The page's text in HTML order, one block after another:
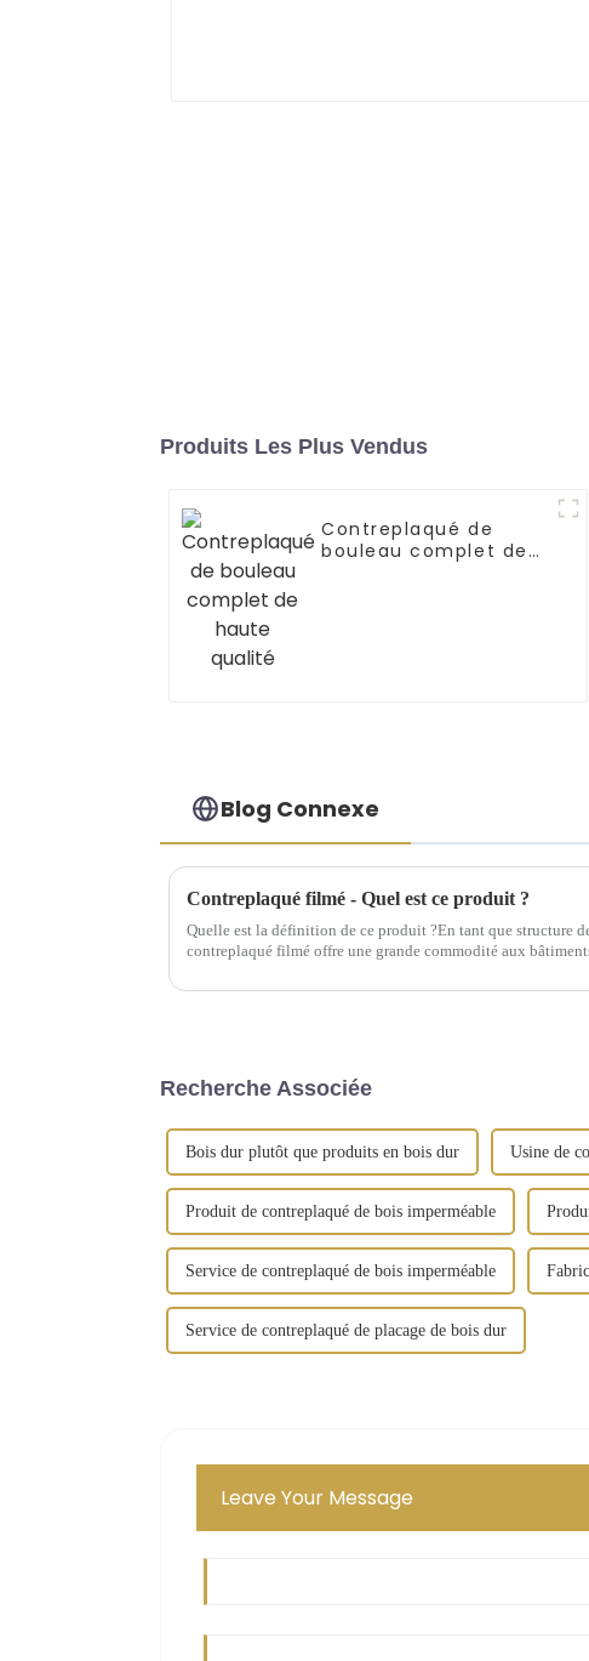
Produits Les Plus Vendus
Contreplaqué de
bouleau complet de
Blog Connexe
Contreplaqué filmé - Quel est ce produit ?
Quelle est la définition de ce produit ?En tant que structure
contreplaqué filmé offre une grande commodité aux
Recherche Associée
Bois dur plutôt que produits en bois dur Usine de
Produit de contreplaqué de bois imperméable
Service de contreplaqué de bois imperméable
Service de contreplaqué de placage de bois dur
Leave Your Message